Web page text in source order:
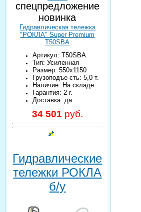
спецпредложение
новинка
Гидравлическая тележка
"РОКЛА" Super Premium
T50SBA
Артикул: T50SBA
Тип: Усиленная
Размер: 550х1150
Грузоподъе-сть: 5,0 т.
Наличие: На складе
Гарантия: 2 г.
Доставка: да
34 501 руб.
Гидравлические
тележки РОКЛА
б/у